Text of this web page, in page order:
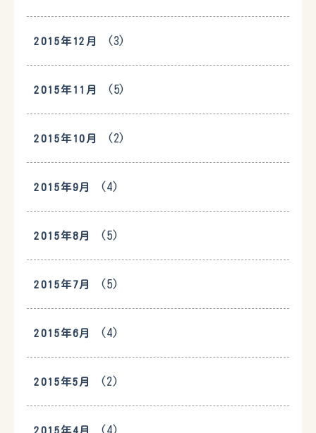
2015年12月 (3)
2015年11月 (5)
2015年10月 (2)
2015年9月 (4)
2015年8月 (5)
2015年7月 (5)
2015年6月 (4)
2015年5月 (2)
2015年4月 (4)